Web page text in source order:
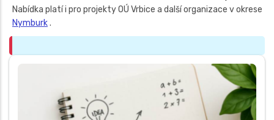
Nabídka platí i pro projekty OÚ Vrbice a další organizace v okrese
Nymburk.